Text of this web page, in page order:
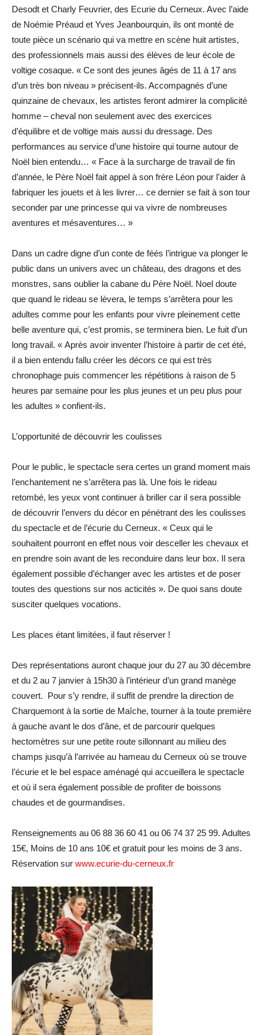
Desodt et Charly Feuvrier, des Ecurie du Cerneux. Avec l’aide
de Noémie Préaud et Yves Jeanbourquin, ils ont monté de
toute pièce un scénario qui va mettre en scène huit artistes,
des professionnels mais aussi des élèves de leur école de
voltige cosaque. « Ce sont des jeunes âgés de 11 à 17 ans
d’un très bon niveau » précisent-ils. Accompagnés d’une
quinzaine de chevaux, les artistes feront admirer la complicité
homme – cheval non seulement avec des exercices
d’équilibre et de voltige mais aussi du dressage. Des
performances au service d’une histoire qui tourne autour de
Noël bien entendu… « Face à la surcharge de travail de fin
d’année, le Père Noël fait appel à son frère Léon pour l’aider à
fabriquer les jouets et à les livrer… ce dernier se fait à son tour
seconder par une princesse qui va vivre de nombreuses
aventures et mésaventures… »
Dans un cadre digne d’un conte de féés l’intrigue va plonger le
public dans un univers avec un château, des dragons et des
monstres, sans oublier la cabane du Père Noël. Noel doute
que quand le rideau se lèvera, le temps s’arrêtera pour les
adultes comme pour les enfants pour vivre pleinement cette
belle aventure qui, c’est promis, se terminera bien. Le fuit d’un
long travail. « Après avoir inventer l’histoire à partir de cet été,
il a bien entendu fallu créer les décors ce qui est très
chronophage puis commencer les répétitions à raison de 5
heures par semaine pour les plus jeunes et un peu plus pour
les adultes » confient-ils.
L’opportunité de découvrir les coulisses
Pour le public, le spectacle sera certes un grand moment mais
l’enchantement ne s’arrêtera pas là. Une fois le rideau
retombé, les yeux vont continuer à briller car il sera possible
de découvrir l’envers du décor en pénétrant des les coulisses
du spectacle et de l’écurie du Cerneux. « Ceux qui le
souhaitent pourront en effet nous voir desceller les chevaux et
en prendre soin avant de les reconduire dans leur box. Il sera
également possible d’échanger avec les artistes et de poser
toutes des questions sur nos acticités ». De quoi sans doute
susciter quelques vocations.
Les places étant limitées, il faut réserver !
Des représentations auront chaque jour du 27 au 30 décembre
et du 2 au 7 janvier à 15h30 à l’intérieur d’un grand manège
couvert. Pour s’y rendre, il suffit de prendre la direction de
Charquemont à la sortie de Maîche, tourner à la toute première
à gauche avant le dos d’âne, et de parcourir quelques
hectomètres sur une petite route sillonnant au milieu des
champs jusqu’à l’arrivée au hameau du Cerneux où se trouve
l’écurie et le bel espace aménagé qui accueillera le spectacle
et où il sera également possible de profiter de boissons
chaudes et de gourmandises.
Renseignements au 06 88 36 60 41 ou 06 74 37 25 99. Adultes
15€, Moins de 10 ans 10€ et gratuit pour les moins de 3 ans.
Réservation sur www.ecurie-du-cerneux.fr